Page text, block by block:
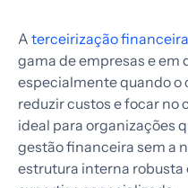
A terceirização financeira
gama de empresas e em
especialmente quando o
reduzir custos e focar no
ideal para organizações
gestão financeira sem a
estrutura interna robusta